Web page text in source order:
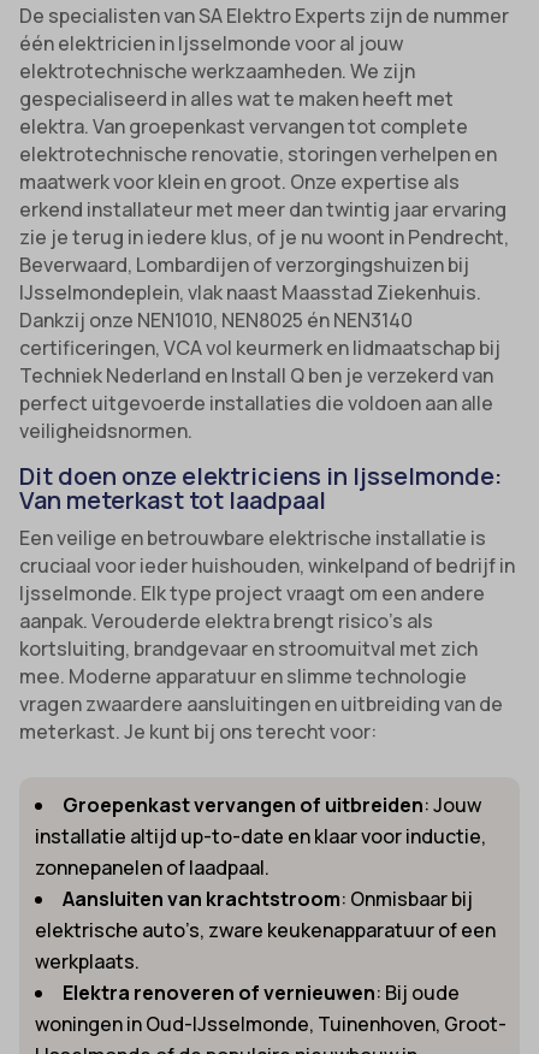
De specialisten van SA Elektro Experts zijn de nummer
één elektricien in Ijsselmonde voor al jouw
elektrotechnische werkzaamheden. We zijn
gespecialiseerd in alles wat te maken heeft met
elektra. Van groepenkast vervangen tot complete
elektrotechnische renovatie, storingen verhelpen en
maatwerk voor klein en groot. Onze expertise als
erkend installateur met meer dan twintig jaar ervaring
zie je terug in iedere klus, of je nu woont in Pendrecht,
Beverwaard, Lombardijen of verzorgingshuizen bij
IJsselmondeplein, vlak naast Maasstad Ziekenhuis.
Dankzij onze NEN1010, NEN8025 én NEN3140
certificeringen, VCA vol keurmerk en lidmaatschap bij
Techniek Nederland en Install Q ben je verzekerd van
perfect uitgevoerde installaties die voldoen aan alle
veiligheidsnormen.
Dit doen onze elektriciens in Ijsselmonde:
Van meterkast tot laadpaal
Een veilige en betrouwbare elektrische installatie is
cruciaal voor ieder huishouden, winkelpand of bedrijf in
Ijsselmonde. Elk type project vraagt om een andere
aanpak. Verouderde elektra brengt risico’s als
kortsluiting, brandgevaar en stroomuitval met zich
mee. Moderne apparatuur en slimme technologie
vragen zwaardere aansluitingen en uitbreiding van de
meterkast. Je kunt bij ons terecht voor:
Groepenkast vervangen of uitbreiden: Jouw
installatie altijd up-to-date en klaar voor inductie,
zonnepanelen of laadpaal.
Aansluiten van krachtstroom: Onmisbaar bij
elektrische auto’s, zware keukenapparatuur of een
werkplaats.
Elektra renoveren of vernieuwen: Bij oude
woningen in Oud-IJsselmonde, Tuinenhoven, Groot-